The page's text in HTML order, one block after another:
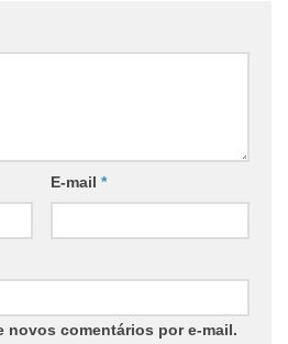
E-mail *
novos comentários por e-mail.